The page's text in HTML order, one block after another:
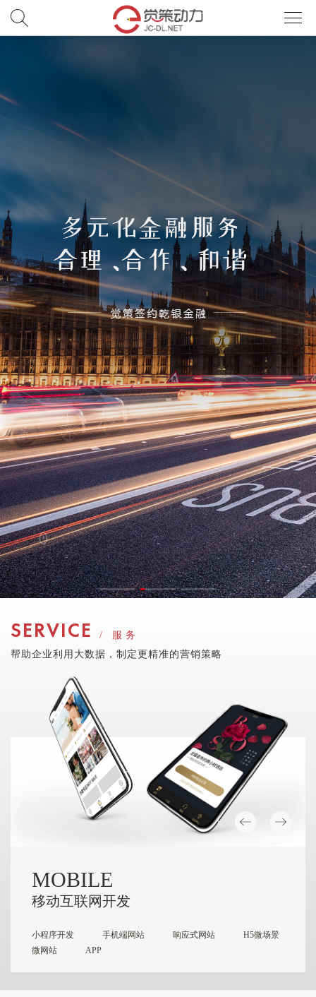
页
服
站
发
小
序/APP
开
发
商
案
例
觉
策
新
闻
联
系
SERVICE
/ 服务
帮助企业利用大数据，制定更精准的营销策略
MOBILE
移动互联网开发
小程序开发 手机端网站 响应式网站
H5微场景
微网站
APP